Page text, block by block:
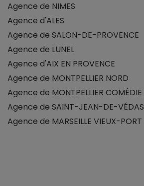
Agence de NIMES
Agence d'ALES
Agence de SALON-DE-PROVENCE
Agence de LUNEL
Agence d'AIX EN PROVENCE
Agence de MONTPELLIER NORD
Agence de MONTPELLIER COMÉDIE
Agence de SAINT-JEAN-DE-VÉDAS
Agence de MARSEILLE VIEUX-PORT